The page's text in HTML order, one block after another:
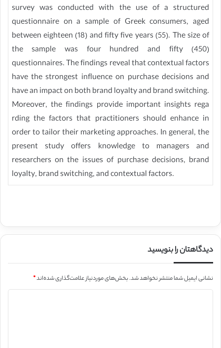
survey was conducted with the use of a structured
questionnaire on a sample of Greek consumers, aged
between eighteen (18) and fifty five years (55). The size of
the sample was four hundred and fifty (450)
questionnaires. The findings reveal that contextual factors
have the strongest influence on purchase decisions and
have an impact on both brand loyalty and brand switching.
Moreover, the findings provide important insights rega
rding the factors that practitioners should enhance in
order to tailor their marketing approaches. In general, the
present study offers knowledge to managers and
researchers on the issues of purchase decisions, brand
loyalty, brand switching, and contextual factors.
دیدگاهتان را بنویسید
نشانی ایمیل شما منتشر نخواهد شد.بخش‌های موردنیاز علامت‌گذاری شده‌اند*